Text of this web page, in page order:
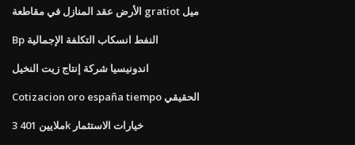
الأرض عقد المنازل في مقاطعة gratiot ميل
Bp النفط انسكاب التكلفة الإجمالية
اندونيسيا شركة إنتاج زيت النخيل
Cotizacion oro españa tiempo الحقيقي
3 ملايين 401k خيارات الاستثمار